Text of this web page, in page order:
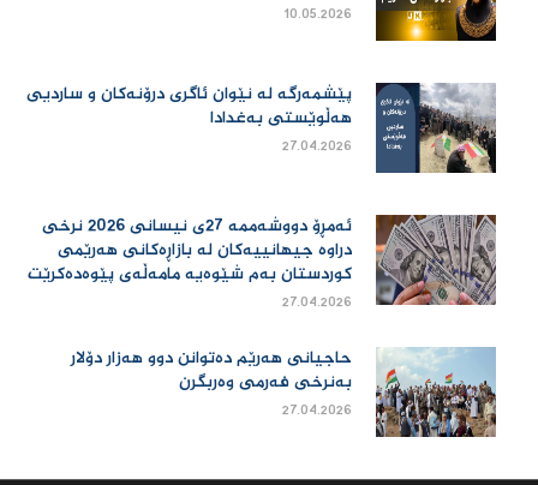
10.05.2026
پێشمەرگە لە نێوان ئاگری درۆنەکان و ساردیی
هەڵوێستی بەغدادا
27.04.2026
ئەمڕۆ دووشەممە 27ی نیسانی 2026 نرخی
دراوە جیهانییەكان لە بازاڕەكانی هەرێمی
كوردستان بەم شێوەیە مامەڵەی پێوەدەكرێت
27.04.2026
حاجیانی هەرێم دەتوانن دوو هەزار دۆلار
بەنرخی فەرمی وەربگرن
27.04.2026